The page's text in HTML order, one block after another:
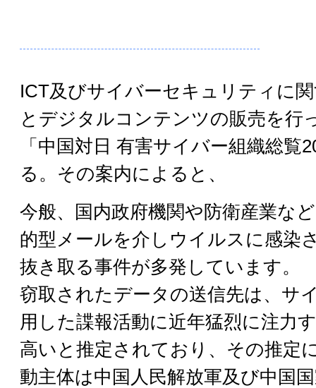
ICT及びサイバーセキュリティに
とデジタルコンテンツの販売を行
「中国対日 有害サイバー組織総覧
る。その案内によると、
今般、国内政府機関や防衛産業な
的型メールを介しウイルスに感染
抜き取る事件が多発しています。
窃取されたデータの送信先は、サ
用した諜報活動に近年猛烈に注力
高いと推定されており、その推定
動主体は中国人民解放軍及び中国